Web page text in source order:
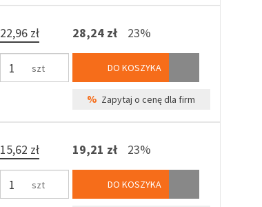
22,96 zł
szt
28,24 zł 23%
DO KOSZYKA
% Zapytaj o cenę dla firm
15,62 zł
szt
19,21 zł 23%
DO KOSZYKA